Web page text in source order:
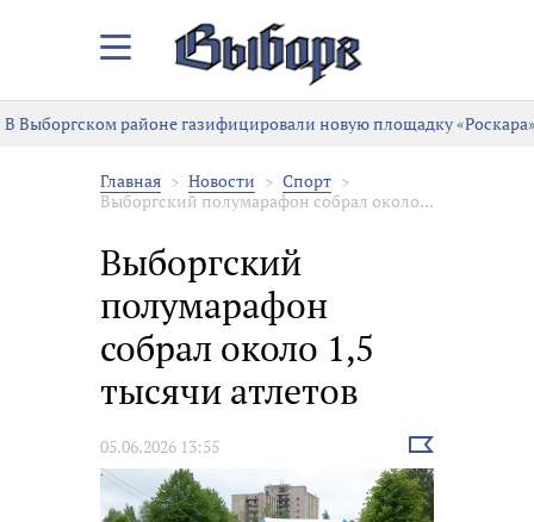
Закрыть/
меню
В Выборгском районе газифицировали новую площадку «Роскара»
Главная Новости
Спорт
Выборгский полумарафон собрал около...
Выборгский
полумарафон
собрал около 1,5
тысячи атлетов
05.06.2026 13:55
Выбрать
новость